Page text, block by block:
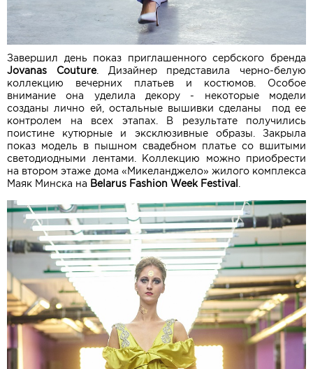
Завершил день показ приглашенного сербского бренда
Jovanas Couture. Дизайнер представила черно-белую
коллекцию вечерних платьев и костюмов. Особое
внимание она уделила декору - некоторые модели
созданы лично ей, остальные вышивки сделаны под ее
контролем на всех этапах. В результате получились
поистине кутюрные и эксклюзивные образы. Закрыла
показ модель в пышном свадебном платье со вшитыми
светодиодными лентами. Коллекцию можно приобрести
на втором этаже дома «Микеланджело» жилого комплекса
Маяк Минска на Belarus Fashion Week Festival .